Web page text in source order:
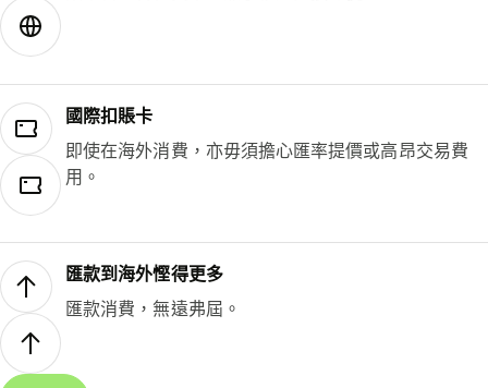
國際扣賬卡
即使在海外消費，亦毋須擔心匯率提價或高昂交易費
用。
匯款到海外慳得更多
匯款消費，無遠弗屆。